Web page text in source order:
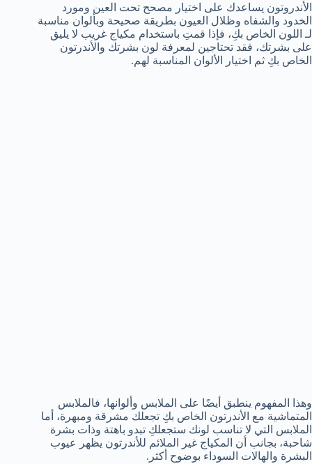
الأندروتون يساعدك على اختيار مصحح تحت العين ومورد
الخدود والشفاه وظلال العيون بطريقة صحيحة وبألوان مناسبة
لـ اللون الخاص بكِ، فإذا قمتِ باستخدام مكياج غريب لا يليق
على بشرتك، فقد تحتاجين لمعرفة لون بشرتك والأندرتون
الخاص بكِ ثم اختيار الألوان المناسبة لهم.
وهذا المفهوم ينطبق أيضًا على الملابس وألوانها، فالملابس
المتماشية مع الأندرتون الخاص بكِ تجعلك مشرقة ومبهرة، أما
الملابس التي لا تناسب لونك ستجعلكِ تبدو باهتة وذات بشرة
شاحبة، بجانب أن المكياج غير الملائم للأندرتون يظهر عيوب
البشرة والهالات السوداء بوضوح أكثر.